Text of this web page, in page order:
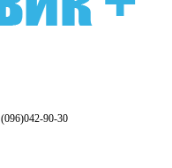
(096)042-90-30